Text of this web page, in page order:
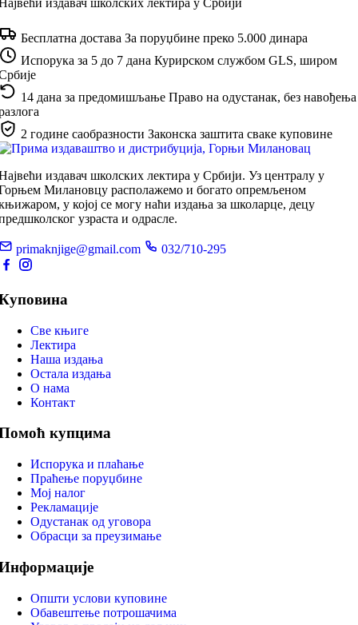
издавач школских лектира у Србији
Бесплатна достава За поруџбине преко 5.000 динара
Испорука за 5 до 7 дана Курирском службом GLS, широм
14 дана за предомишљање Право на одустанак, без навођења
2 године саобразности Законска заштита сваке куповине
издавач школских лектира у Србији. Уз централу у
Милановцу располажемо и богато опремљеном
у којој се могу наћи издања за школарце, децу
узраста и одрасле.
primaknjige@gmail.com 032/710-295
Све књиге
Лектира
Наша издања
Остала издања
О нама
Контакт
купцима
Испорука и плаћање
Праћење поруџбине
Мој налог
Рекламације
Одустанак од уговора
Обрасци за преузимање
Општи услови куповине
Обавештење потрошачима